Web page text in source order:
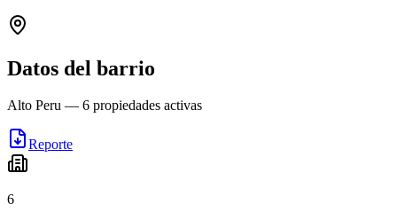
Datos del barrio
Alto Peru — 6 propiedades activas
Reporte
6